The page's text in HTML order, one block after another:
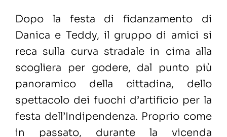
Dopo la festa di fidanzamento di
Danica e Teddy, il gruppo di amici si
reca sulla curva stradale in cima alla
scogliera per godere, dal punto più
panoramico della cittadina, dello
spettacolo dei fuochi d’artificio per la
festa dell’Indipendenza. Proprio come
in passato, durante la vicenda